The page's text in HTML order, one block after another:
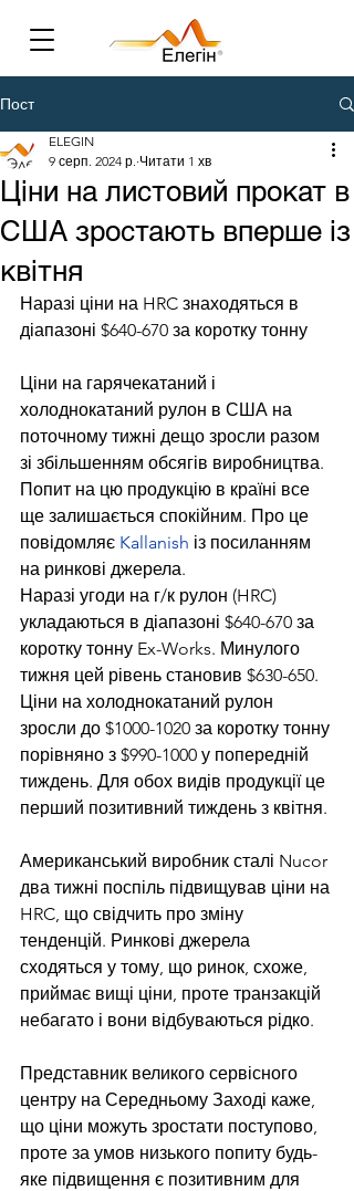
Пост
Ціни на листовий прокат в
США зростають вперше із
квітня
ELEGIN
9 серп. 2024 р. Читати 1 хв
Наразі ціни на HRC знаходяться в
діапазоні $640-670 за коротку тонну
Ціни на гарячекатаний і
холоднокатаний рулон в США на
поточному тижні дещо зросли разом
зі збільшенням обсягів виробництва.
Попит на цю продукцію в країні все
ще залишається спокійним. Про це
повідомляє Kallanish із посиланням
на ринкові джерела.
Наразі угоди на г/к рулон (HRC)
укладаються в діапазоні $640-670 за
коротку тонну Ex-Works. Минулого
тижня цей рівень становив $630-650.
Ціни на холоднокатаний рулон
зросли до $1000-1020 за коротку тонну
порівняно з $990-1000 у попередній
тиждень. Для обох видів продукції це
перший позитивний тиждень з квітня.
Американський виробник сталі Nucor
два тижні поспіль підвищував ціни на
HRC, що свідчить про зміну
тенденцій. Ринкові джерела
сходяться у тому, що ринок, схоже,
приймає вищі ціни, проте транзакцій
небагато і вони відбуваються рідко.
Представник великого сервісного
центру на Середньому Заході каже,
що ціни можуть зростати поступово,
проте за умов низького попиту будь-
яке підвищення є позитивним для